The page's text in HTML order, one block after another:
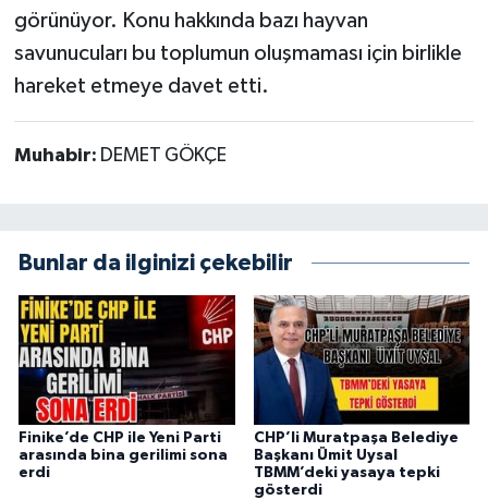
görünüyor. Konu hakkında bazı hayvan
savunucuları bu toplumun oluşmaması için birlikle
hareket etmeye davet etti.
Muhabir: DEMET GÖKÇE
Bunlar da ilginizi çekebilir
Finike’de CHP ile Yeni Parti
arasında bina gerilimi sona
erdi
CHP’li Muratpaşa Belediye
Başkanı Ümit Uysal
TBMM’deki yasaya tepki
gösterdi